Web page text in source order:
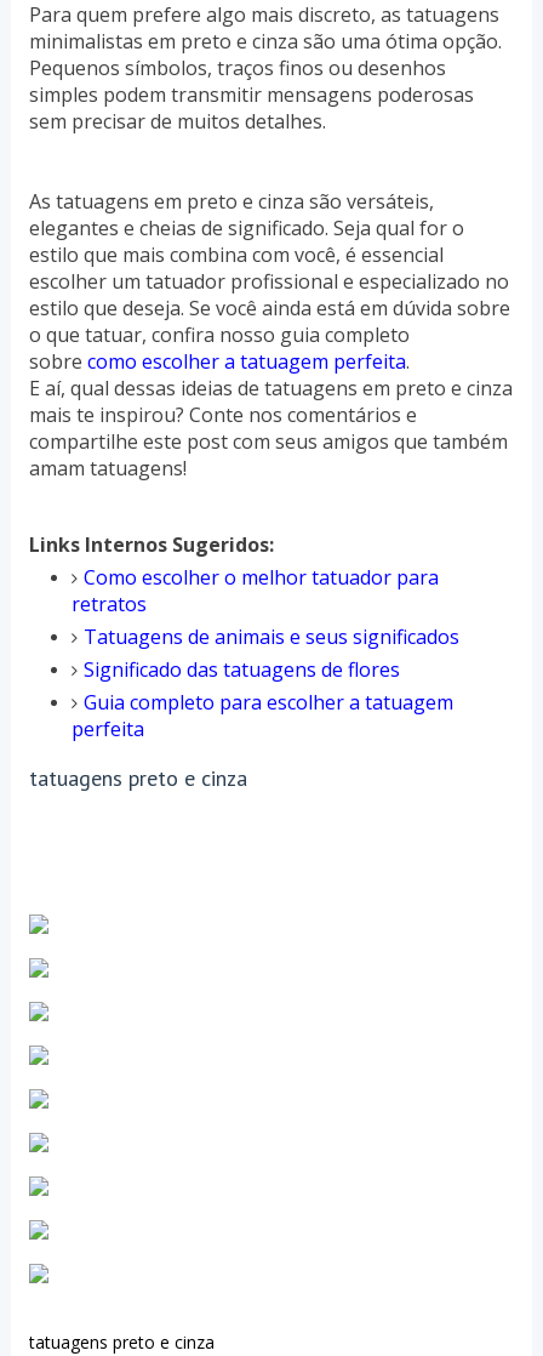
Para quem prefere algo mais discreto, as tatuagens
minimalistas em preto e cinza são uma ótima opção.
Pequenos símbolos, traços finos ou desenhos
simples podem transmitir mensagens poderosas
sem precisar de muitos detalhes.
As tatuagens em preto e cinza são versáteis,
elegantes e cheias de significado. Seja qual for o
estilo que mais combina com você, é essencial
escolher um tatuador profissional e especializado no
estilo que deseja. Se você ainda está em dúvida sobre
o que tatuar, confira nosso guia completo
sobre como escolher a tatuagem perfeita.
E aí, qual dessas ideias de tatuagens em preto e cinza
mais te inspirou? Conte nos comentários e
compartilhe este post com seus amigos que também
amam tatuagens!
Links Internos Sugeridos:
Como escolher o melhor tatuador para
retratos
Tatuagens de animais e seus significados
Significado das tatuagens de flores
Guia completo para escolher a tatuagem
perfeita
tatuagens preto e cinza
tatuagens preto e cinza